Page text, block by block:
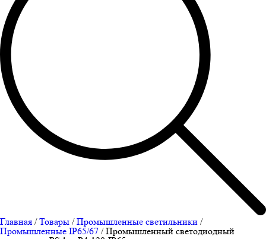
Главная /Товары /Промышленные светильники /
Промышленные IP65/67 /Промышленный светодиодный